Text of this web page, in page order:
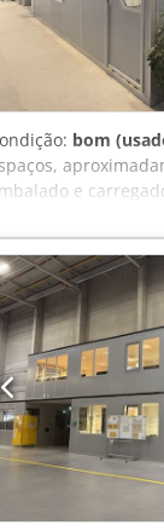
bom
e
fabricação:
kg Largura do
Todos os
pavilhão. Sem